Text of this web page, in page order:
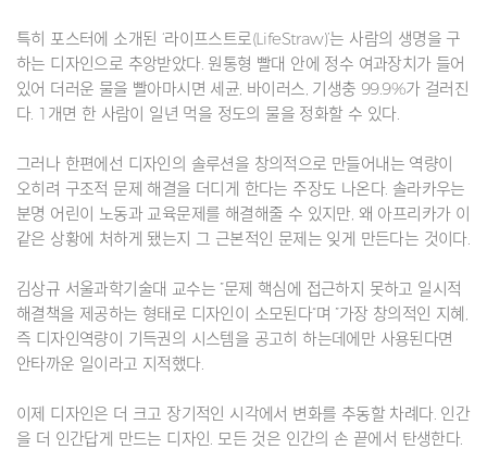
특히 포스터에 소개된 ‘라이프스트로(LifeStraw)’는 사람의 생명을 구
하는 디자인으로 추앙받았다. 원통형 빨대 안에 정수 여과장치가 들어
있어 더러운 물을 빨아마시면 세균, 바이러스, 기생충 99.9%가 걸러진
다. 1개면 한 사람이 일년 먹을 정도의 물을 정화할 수 있다.
그러나 한편에선 디자인의 솔루션을 창의적으로 만들어내는 역량이
오히려 구조적 문제 해결을 더디게 한다는 주장도 나온다. 솔라카우는
분명 어린이 노동과 교육문제를 해결해줄 수 있지만, 왜 아프리카가 이
같은 상황에 처하게 됐는지 그 근본적인 문제는 잊게 만든다는 것이다.
김상규 서울과학기술대 교수는 ”문제 핵심에 접근하지 못하고 일시적
해결책을 제공하는 형태로 디자인이 소모된다“며 ”가장 창의적인 지혜,
즉 디자인역량이 기득권의 시스템을 공고히 하는데에만 사용된다면
안타까운 일이라고 지적했다.
이제 디자인은 더 크고 장기적인 시각에서 변화를 추동할 차례다. 인간
을 더 인간답게 만드는 디자인. 모든 것은 인간의 손 끝에서 탄생한다.